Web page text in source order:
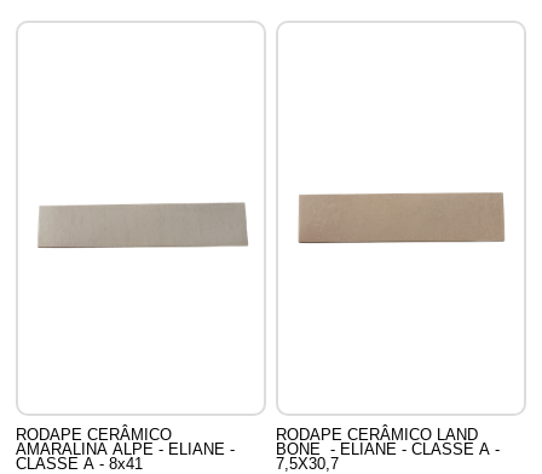
RODAPE CERÂMICO
AMARALINA ALPE - ELIANE -
CLASSE A - 8x41
RODAPE CERÂMICO LAND
BONE - ELIANE - CLASSE A -
7,5X30,7